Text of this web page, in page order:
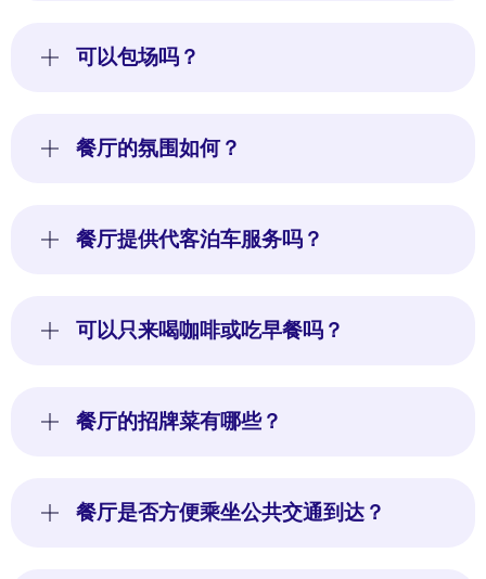
可以包场吗？
餐厅的氛围如何？
餐厅提供代客泊车服务吗？
可以只来喝咖啡或吃早餐吗？
餐厅的招牌菜有哪些？
餐厅是否方便乘坐公共交通到达？